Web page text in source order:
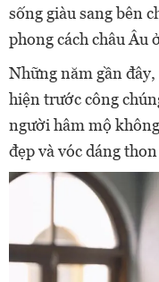
sống giàu sang bên
phong cách châu Âu
Những năm gần
hiện trước công
người hâm mộ
đẹp và vóc dáng